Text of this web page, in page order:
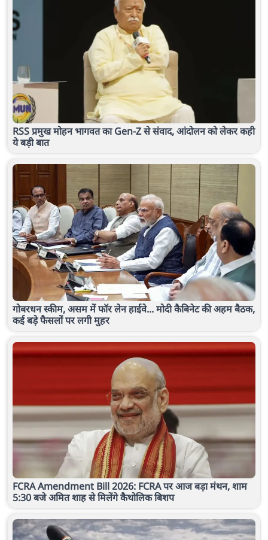
RSS प्रमुख मोहन भागवत का Gen-Z से संवाद, आंदोलन को लेकर कही
ये बड़ी बात
गोबरधन स्कीम, असम में फॉर लेन हाईवे... मोदी कैबिनेट की अहम बैठक,
कई बड़े फैसलों पर लगी मुहर
FCRA Amendment Bill 2026: FCRA पर आज बड़ा मंथन, शाम
5:30 बजे अमित शाह से मिलेंगे कैथोलिक बिशप